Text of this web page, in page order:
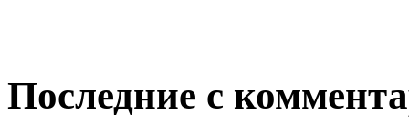
Последние с